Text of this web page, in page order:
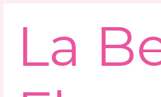
naar
inhoudLa